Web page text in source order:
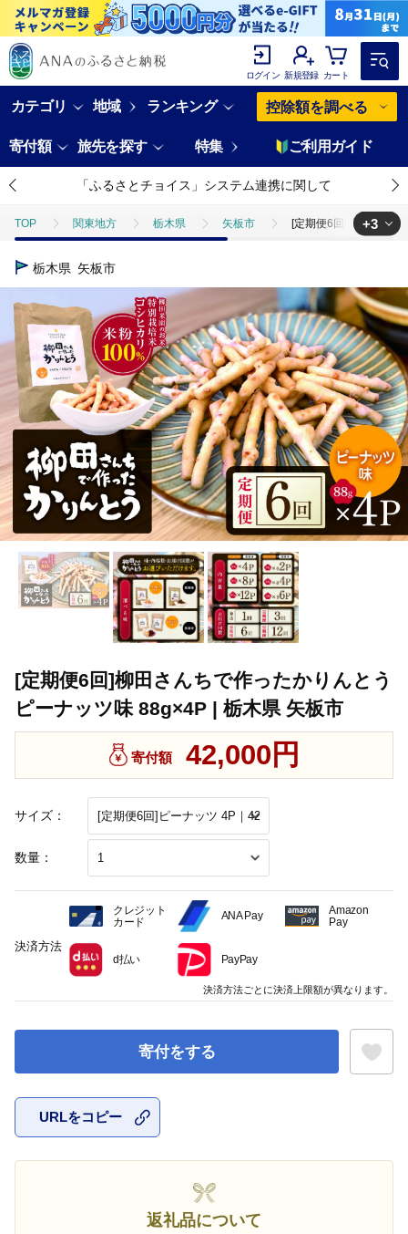
ログイン 新規登録 カート
カテゴリ 地域 ランキング 控除額を調べる
寄付額 旅先を探す 特集 ご利用ガイド
「ふるさとチョイス」システム連携に関して
TOP 関東地方 栃木県 矢板市 [定期便6回]柳田さんち
TOP
和菓子 [定期便6回]
TOP パン・菓子類 洋菓子 ほかの洋菓子 [定期便6回]
+3
栃木県 矢板市
[定期便6回]柳田さんちで作ったかりんとう
ピーナッツ味 88g×4P | 栃木県 矢板市
サイズ：
数量：
寄付額 42,000円
寄付をする
URLをコピー
返礼品について
決済方法
クレジット
カード
ANA Pay
Amazon
Pay
d払い PayPay
決済方法ごとに決済上限額が異なります。